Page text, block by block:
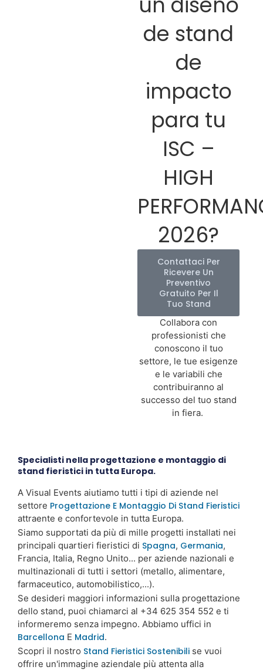
de stand
de
impacto
para tu
ISC –
HIGH
2026?
Contattaci Per
Ricevere Un
Preventivo
Gratuito Per Il
Tuo Stand
Collabora con
professionisti che
conoscono il tuo
settore, le tue esigenze
e le variabili che
contribuiranno al
successo del tuo stand
in fiera.
Specialisti nella progettazione e montaggio di
stand fieristici in tutta Europa.
A Visual Events aiutiamo tutti i tipi di aziende nel
settore Progettazione E Montaggio Di Stand Fieristici
attraente e confortevole in tutta Europa.
Siamo supportati da più di mille progetti installati nei
principali quartieri fieristici di Spagna, Germania,
Francia, Italia, Regno Unito... per aziende nazionali e
multinazionali di tutti i settori (metallo, alimentare,
farmaceutico, automobilistico,...).
Se desideri maggiori informazioni sulla progettazione
dello stand, puoi chiamarci al +34 625 354 552 e ti
informeremo senza impegno. Abbiamo uffici in
Barcellona E Madrid.
Scopri il nostro Stand Fieristici Sostenibili se vuoi
offrire un'immagine aziendale più attenta alla